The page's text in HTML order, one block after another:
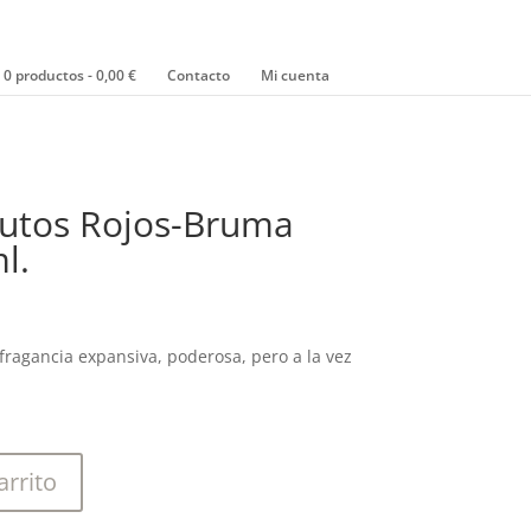
0 productos 0,00 € Contacto Mi cuenta
Rojos-Bruma
expansiva, poderosa, pero a la vez